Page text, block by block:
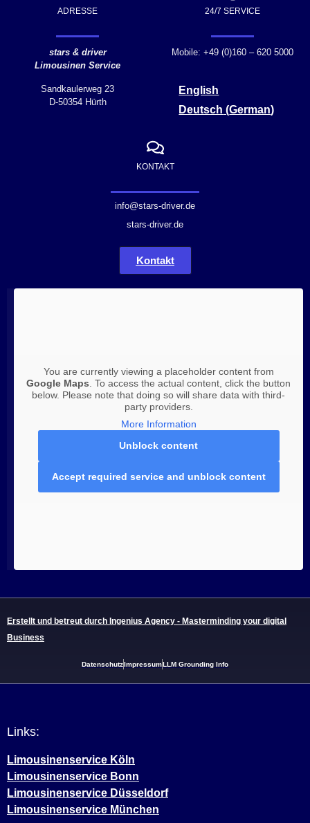
ADRESSE
stars & driver
Limousinen Service
Sandkaulerweg 23
D-50354 Hürth
24/7 SERVICE
Mobile: +49 (0)160 – 620 5000
English
Deutsch (German)
KONTAKT
info@stars-driver.de
stars-driver.de
Kontakt
You are currently viewing a placeholder content from
Google Maps . To access the actual content, click the button
below. Please note that doing so will share data with third-
party providers.
More Information
Unblock content
Accept required service and unblock content
Erstellt und betreut durch Ingenius Agency - Masterminding your digital
Business
DatenschutzImpressumLLM Grounding Info
Links:
Limousinenservice Köln
Limousinenservice Bonn
Limousinenservice Düsseldorf
Limousinenservice München